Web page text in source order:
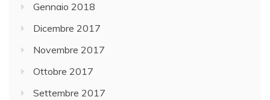
Gennaio 2018
Dicembre 2017
Novembre 2017
Ottobre 2017
Settembre 2017